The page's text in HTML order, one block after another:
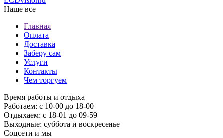
Наше все
Главная
Оплата
Доставка
Заберу сам
Услуги
Контакты
Чем торгуем
Время работы и отдыха
Работаем: с 10-00 до 18-00
Отдыхаем: с 18-01 до 09-59
Выходные: суббота и воскресенье
Соцсети и мы